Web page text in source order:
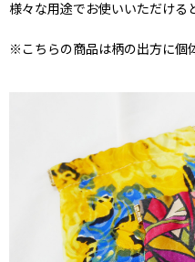
様々な用途でお使いいただける
※こちらの商品は柄の出方に個